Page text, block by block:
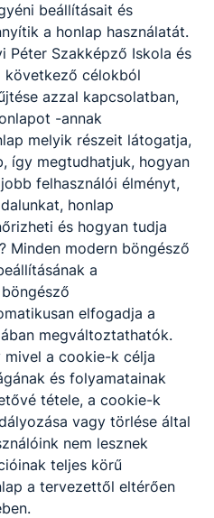
feladatot lát el;
bemutatja az
kapcsolódó
tanácsaival
döntésében;
árubeszerzés
a megrendelést
árut;
kerülő áruk átvételével,
és
kapcsolatos
az üzlet polcképét;
egységekben
és mobil
értékesítéshez
a pénztárgépet;
megfelelő
eszközöket.
beállításait és
a honlap használatát.
Péter Szakképző Iskola és
következő célokból
azzal kapcsolatban,
-annak
melyik részeit látogatja,
így megtudhatjuk, hogyan
felhasználói élményt,
honlap
és hogyan tudja
Minden modern böngésző
a
elfogadja a
megváltoztathatók.
mivel a cookie-k célja
és folyamatainak
tétele, a cookie-k
vagy törlése által
nem lesznek
teljes körű
a tervezettől eltérően